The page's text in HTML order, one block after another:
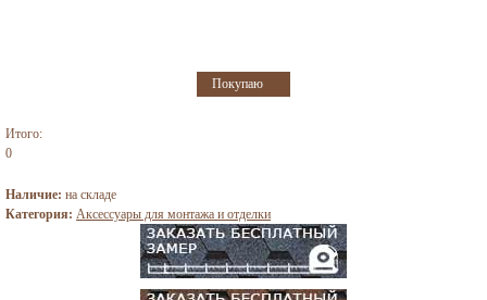
Итого:
0
Наличие: на складе
Категория: Аксессуары для монтажа и отделки